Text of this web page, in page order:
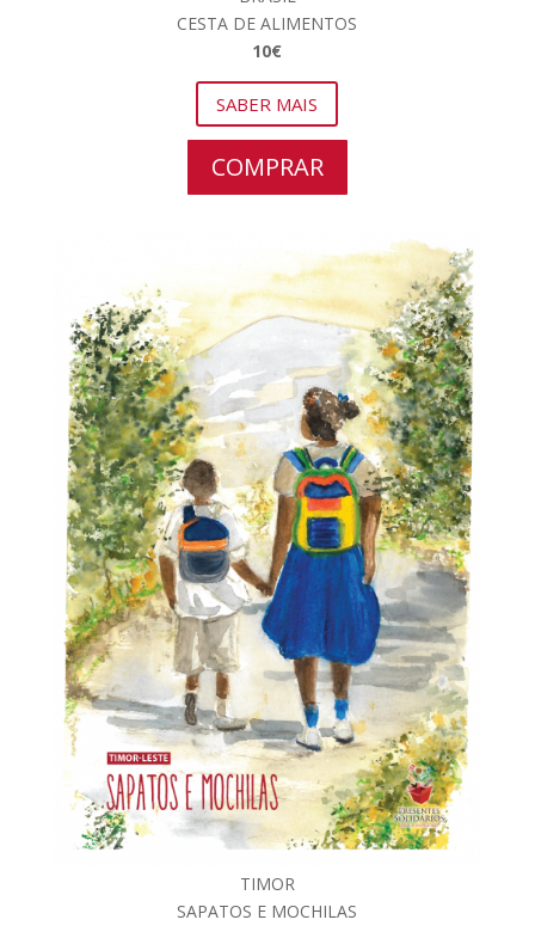
CESTA DE ALIMENTOS
10€
SABER MAIS
COMPRAR
TIMOR
SAPATOS E MOCHILAS